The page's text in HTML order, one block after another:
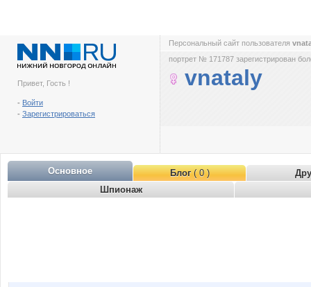
Привет, Гость !
- Войти
- Зарегистрироваться
Персональный сайт пользователя
портрет № 171787 зарегистрирован
vnataly
Основное Блог( 0 )
Шпионаж